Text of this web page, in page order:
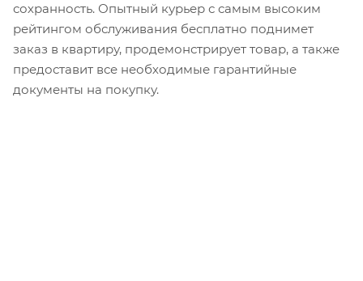
сохранность. Опытный курьер с самым высоким
рейтингом обслуживания бесплатно поднимет
заказ в квартиру, продемонстрирует товар, а также
предоставит все необходимые гарантийные
документы на покупку.